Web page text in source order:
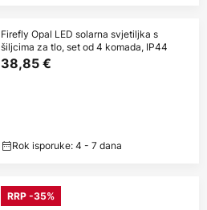
Firefly Opal LED solarna svjetiljka s
šiljcima za tlo, set od 4 komada, IP44
38,85 €
Rok isporuke: 4 - 7 dana
RRP -35%